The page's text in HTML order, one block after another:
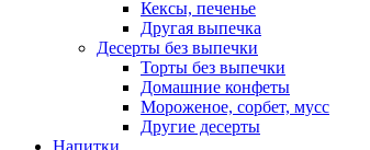
Кексы, печенье
Другая выпечка
Десерты без выпечки
Торты без выпечки
Домашние конфеты
Мороженое, сорбет, мусс
Другие десерты
Напитки